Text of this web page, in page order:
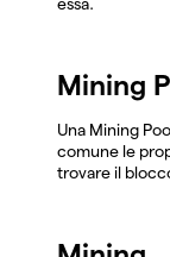
Mining
Una Mining
comune le
trovare il